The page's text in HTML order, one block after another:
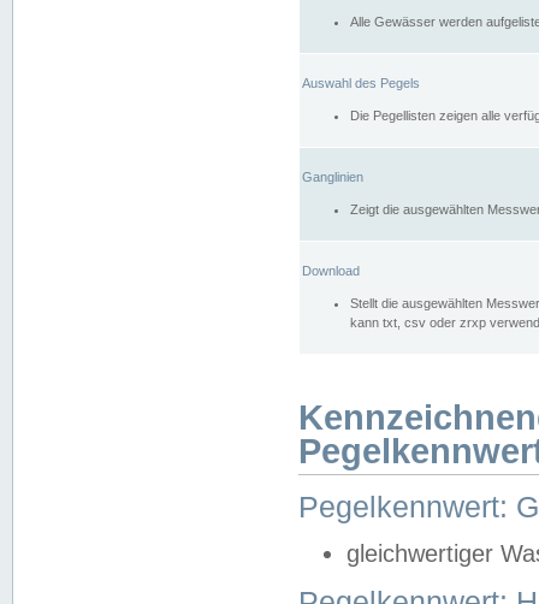
Alle Gewässer werden
Auswahl des Pegels
Die Pegellisten zeigen alle
Ganglinien
Zeigt die ausgewählten
Download
Stellt die ausgewählten
kann txt, csv oder zrxp
Pegelkennwert:
gleichwertiger